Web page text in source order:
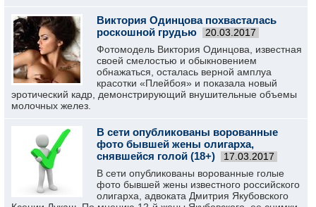
Виктория Одинцова похвасталась
роскошной грудью
20.03.2017
Фотомодель Виктория Одинцова, известная
своей смелостью и обыкновением
обнажаться, осталась верной амплуа
красотки «Плейбоя» и показала новый
эротический кадр, демонстрирующий внушительные объемы
молочных желез.
В сети опубликованы ворованные
фото бывшей жены олигарха,
снявшейся голой (18+)
17.03.2017
В сети опубликованы ворованные голые
фото бывшей жены известного российского
олигарха, адвоката Дмитрия Якубовского